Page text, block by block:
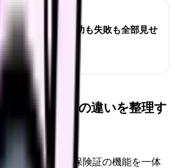
体験談12選｜成功も失敗も全部見せ
の保険証との違いを整理す
カードに健康保険証の機能を一体